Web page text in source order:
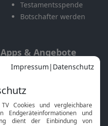
Testamentsspende
Botschafter werden
Apps & Angebote
Mobile App
Smart TV
HbbTV